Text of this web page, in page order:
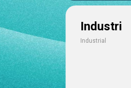
Industri
Industrial